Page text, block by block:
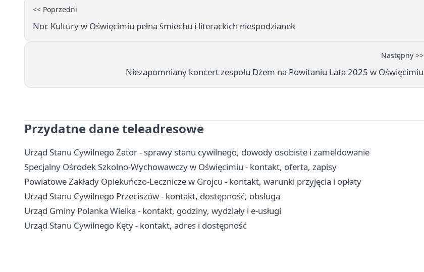
<< Poprzedni
Noc Kultury w Oświęcimiu pełna śmiechu i literackich niespodzianek
Następny >>
Niezapomniany koncert zespołu Dżem na Powitaniu Lata 2025 w Oświęcimiu
Przydatne dane teleadresowe
Urząd Stanu Cywilnego Zator - sprawy stanu cywilnego, dowody osobiste i zameldowanie
Specjalny Ośrodek Szkolno-Wychowawczy w Oświęcimiu - kontakt, oferta, zapisy
Powiatowe Zakłady Opiekuńczo-Lecznicze w Grojcu - kontakt, warunki przyjęcia i opłaty
Urząd Stanu Cywilnego Przeciszów - kontakt, dostępność, obsługa
Urząd Gminy Polanka Wielka - kontakt, godziny, wydziały i e-usługi
Urząd Stanu Cywilnego Kęty - kontakt, adres i dostępność